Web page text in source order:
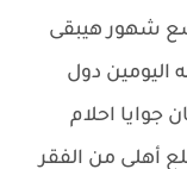
شهور هيبقى
اليومين دول
جوايا احلام
أهلى من الفقر